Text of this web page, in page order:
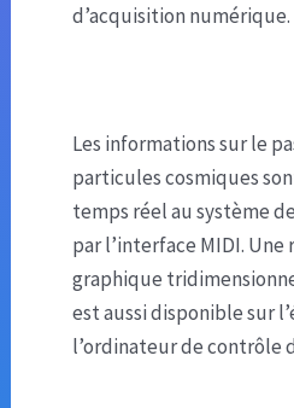
d’acquisition numérique.
Les informations sur le
particules cosmiques
temps réel au système
par l’interface MIDI.
graphique
est aussi disponible sur
l’ordinateur de contrôle